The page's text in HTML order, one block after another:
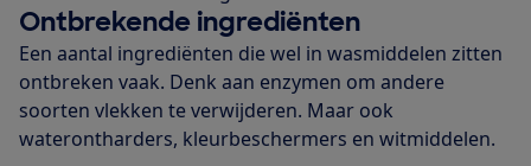
Ontbrekende ingrediënten
Een aantal ingrediënten die wel in wasmiddelen zitten
ontbreken vaak. Denk aan enzymen om andere
soorten vlekken te verwijderen. Maar ook
waterontharders, kleurbeschermers en witmiddelen.